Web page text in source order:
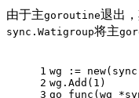
由于主goroutine退出
sync.Watigroup将主
1
2
3
wg := new
wg.Add( 1 )
go
func (wg